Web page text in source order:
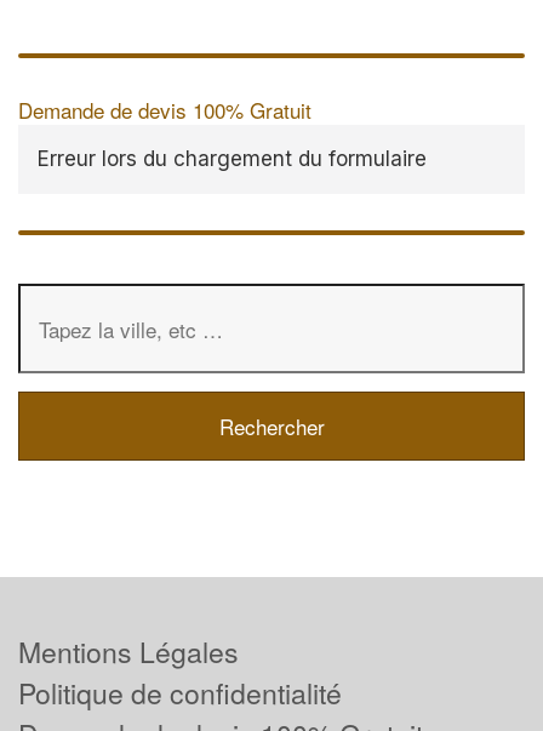
Demande de devis 100% Gratuit
Erreur lors du chargement du formulaire
Mentions Légales
Politique de confidentialité